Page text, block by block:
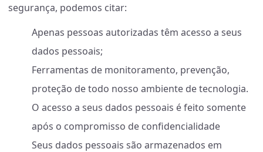
segurança, podemos citar:
Apenas pessoas autorizadas têm acesso a seus
dados pessoais;
Ferramentas de monitoramento, prevenção,
proteção de todo nosso ambiente de tecnologia.
O acesso a seus dados pessoais é feito somente
após o compromisso de confidencialidade
Seus dados pessoais são armazenados em